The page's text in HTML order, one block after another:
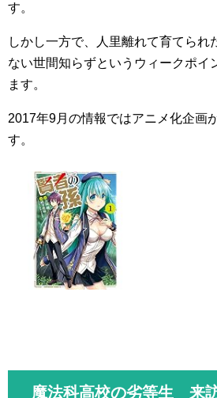
す。
しかし一方で、人里離れて育てられ
ない世間知らずというウィークポイ
ます。
2017年9月の情報ではアニメ化企画
す。
魔法科高校の劣等生 来